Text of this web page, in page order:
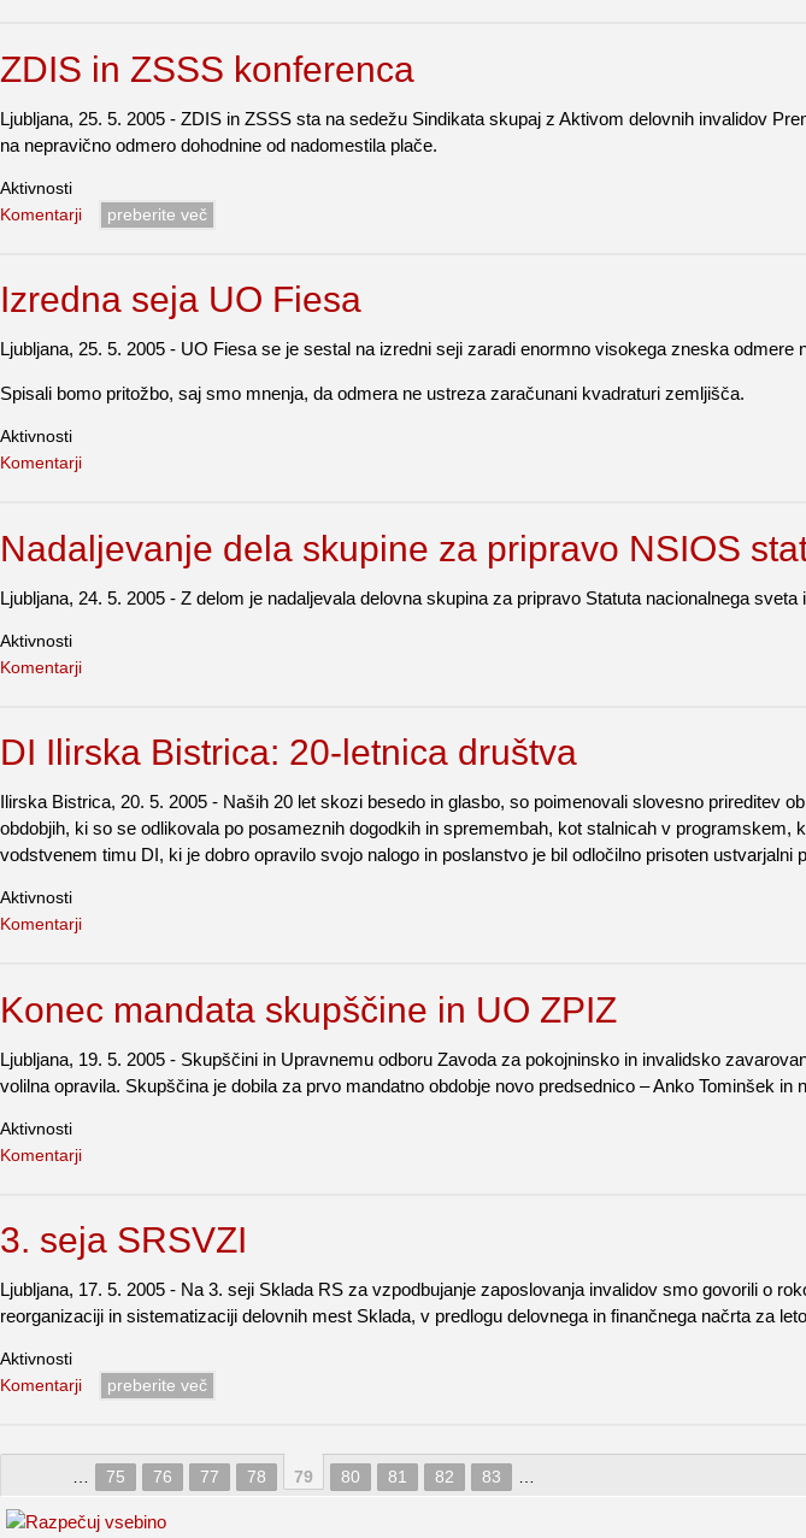
ZDIS in ZSSS konferenca
Ljubljana, 25. 5. 2005 - ZDIS in ZSSS sta na sedežu Sindikata skupaj z Aktivom delovnih invalidov
na nepravično odmero dohodnine od nadomestila plače.
Aktivnosti
Komentarji
preberite več
Izredna seja UO Fiesa
Ljubljana, 25. 5. 2005 - UO Fiesa se je sestal na izredni seji zaradi enormno visokega zneska
Spisali bomo pritožbo, saj smo mnenja, da odmera ne ustreza zaračunani kvadraturi zemljišča.
Aktivnosti
Komentarji
Nadaljevanje dela skupine za pripravo NSIOS
Ljubljana, 24. 5. 2005 - Z delom je nadaljevala delovna skupina za pripravo Statuta nacionalnega
Aktivnosti
Komentarji
DI Ilirska Bistrica: 20-letnica društva
Ilirska Bistrica, 20. 5. 2005 - Naših 20 let skozi besedo in glasbo, so poimenovali slovesno prireditev
obdobjih, ki so se odlikovala po posameznih dogodkih in spremembah, kot stalnicah v
vodstvenem timu DI, ki je dobro opravilo svojo nalogo in poslanstvo je bil odločilno prisoten
Aktivnosti
Komentarji
Konec mandata skupščine in UO ZPIZ
Ljubljana, 19. 5. 2005 - Skupščini in Upravnemu odboru Zavoda za pokojninsko in invalidsko
volilna opravila. Skupščina je dobila za prvo mandatno obdobje novo predsednico – Anko Tominšek
Aktivnosti
Komentarji
3. seja SRSVZI
Ljubljana, 17. 5. 2005 - Na 3. seji Sklada RS za vzpodbujanje zaposlovanja invalidov smo govorili o
reorganizaciji in sistematizaciji delovnih mest Sklada, v predlogu delovnega in finančnega načrta za
Aktivnosti
Komentarji
preberite več
75 76 77 78 79 80 81 82 83